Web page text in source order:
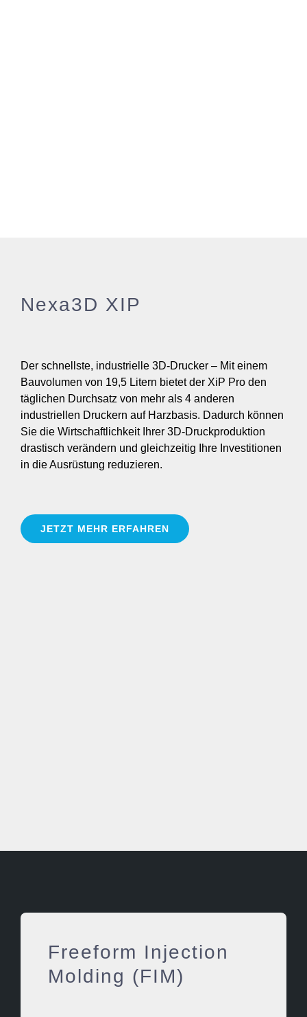
Nexa3D XIP
Der schnellste, industrielle 3D-Drucker – Mit einem
Bauvolumen von 19,5 Litern bietet der XiP Pro den
täglichen Durchsatz von mehr als 4 anderen
industriellen Druckern auf Harzbasis. Dadurch können
Sie die Wirtschaftlichkeit Ihrer 3D-Druckproduktion
drastisch verändern und gleichzeitig Ihre Investitionen
in die Ausrüstung reduzieren.
JETZT MEHR ERFAHREN
Freeform Injection
Molding (FIM)